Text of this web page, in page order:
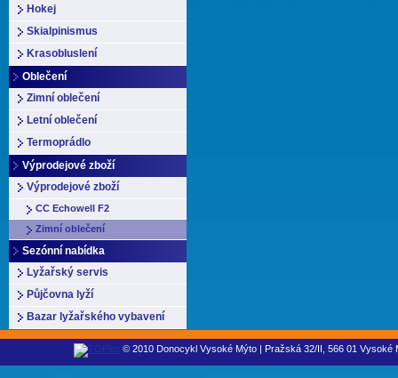
Hokej
Skialpinismus
Krasobluslení
Oblečení
Zimní oblečení
Letní oblečení
Termoprádlo
Výprodejové zboží
Výprodejové zboží
CC Echowell F2
Zimní oblečení
Sezónní nabídka
Lyžařský servis
Půjčovna lyží
Bazar lyžařského vybavení
© 2010 Donocykl Vysoké Mýto | Pražská 32/II, 566 01 Vysoké